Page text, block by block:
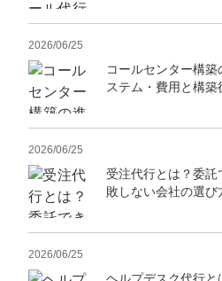
2026/06/25
コールセンター構
ステム・費用と構築
2026/06/25
受注代行とは？委託
敗しない会社の選び
2026/06/25